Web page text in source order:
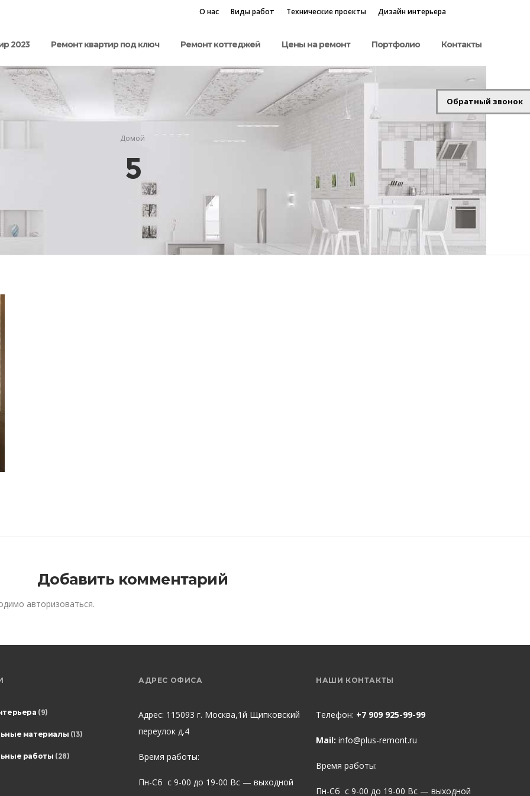
О нас Виды работ Технические проекты Дизайн интерьера
2023 Ремонт квартир под ключ Ремонт коттеджей Цены на ремонт Портфолио Контакты
Домой
5
Добавить комментарий
авторизоваться.
(9)
материалы (13)
работы (28)
АДРЕС ОФИСА
Адрес: 115093 г. Москва,1й Щипковский
переулок д.4
Время работы:
Пн-Сб с 9-00 до 19-00 Вс — выходной
НАШИ КОНТАКТЫ
Телефон: +7 909 925-99-99
Mail: info@plus-remont.ru
Время работы:
Пн-Сб с 9-00 до 19-00 Вс — выходной
Обратный звонок